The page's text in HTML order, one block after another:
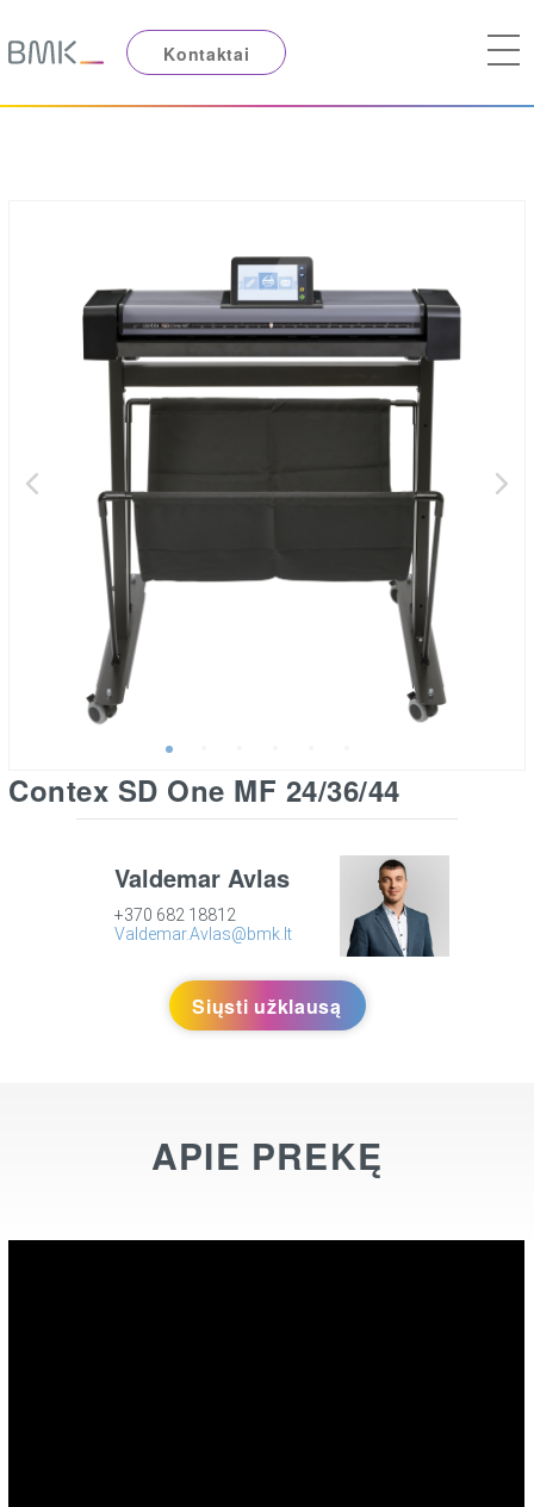
Kontaktai
Contex SD One MF 24/36/44
Valdemar Avlas
+370 682 18812
Valdemar.Avlas@bmk.lt
Siųsti užklausą
APIE PREKĘ